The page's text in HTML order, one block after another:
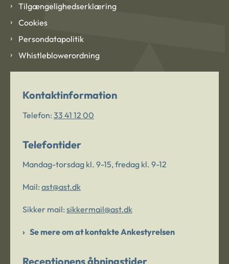
Tilgængelighedserklæring
Cookies
Persondatapolitik
Whistleblowerordning
Kontaktinformation
Telefon: 33 41 12 00
Telefontider
Mandag-torsdag kl. 9-15, fredag kl. 9-12
Mail: ast@ast.dk
Sikker mail: sikkermail@ast.dk
Se mere om at kontakte Ankestyrelsen
Receptionens åbningstider